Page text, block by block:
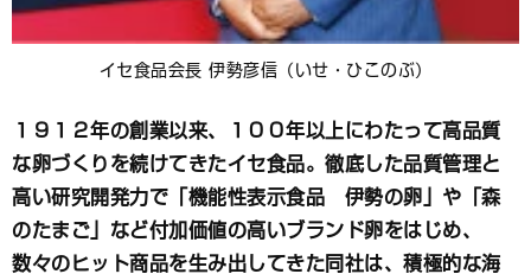
イセ食品会長 伊勢彦信（いせ・ひこのぶ）
１９１２年の創業以来、１００年以上にわたって高品質
な卵づくりを続けてきたイセ食品。徹底した品質管理と
高い研究開発力で「機能性表示食品 伊勢の卵」や「森
のたまご」など付加価値の高いブランド卵をはじめ、
数々のヒット商品を生み出してきた同社は、積極的な海